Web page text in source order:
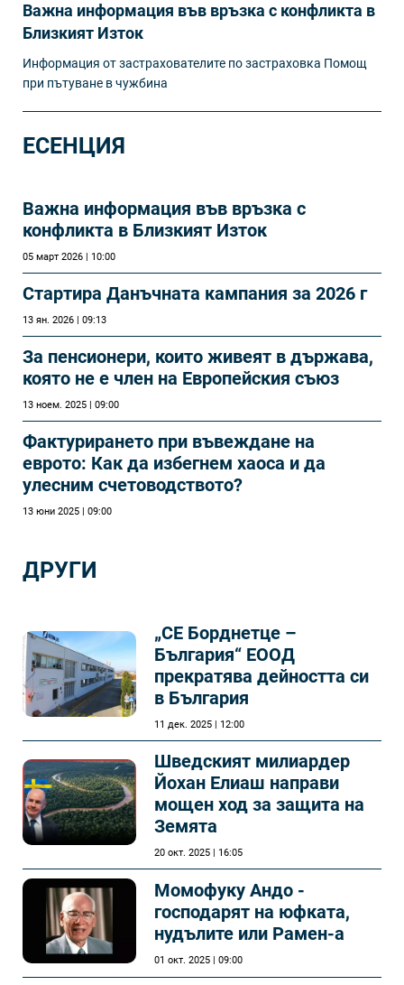
Важна информация във връзка с конфликта в
Близкият Изток
Информация от застрахователите по застраховка Помощ
при пътуване в чужбина
ЕСЕНЦИЯ
Важна информация във връзка с
конфликта в Близкият Изток
05 март 2026 | 10:00
Стартира Данъчната кампания за 2026 г
13 ян. 2026 | 09:13
За пенсионери, които живеят в държава,
която не е член на Европейския съюз
13 ноем. 2025 | 09:00
Фактурирането при въвеждане на
еврото: Как да избегнем хаоса и да
улесним счетоводството?
13 юни 2025 | 09:00
ДРУГИ
„СЕ Борднетце –
България“ ЕООД
прекратява дейността си
в България
11 дек. 2025 | 12:00
Шведският милиардер
Йохан Елиаш направи
мощен ход за защита на
Земята
20 окт. 2025 | 16:05
Момофуку Андо -
господарят на юфката,
нудълите или Рамен-а
01 окт. 2025 | 09:00